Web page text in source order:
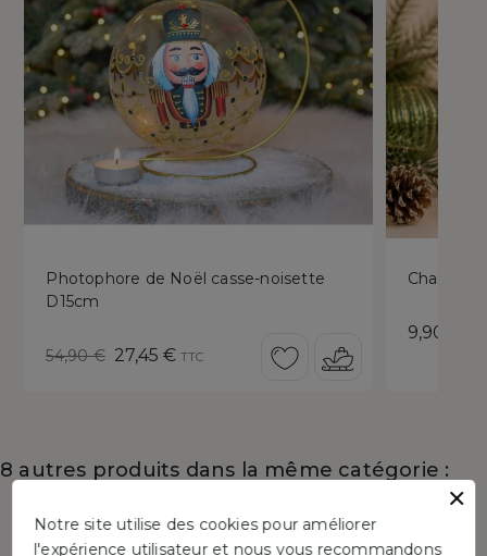
Photophore de Noël casse-noisette
D15cm
Prix
54,90 € Prix
27,45 € TTC
Prix
9,90 €
8 autres produits dans la même catégorie :
Bientôt disponible ! New
Notre site utilise des cookies pour améliorer
l'expérience utilisateur et nous vous recommandons